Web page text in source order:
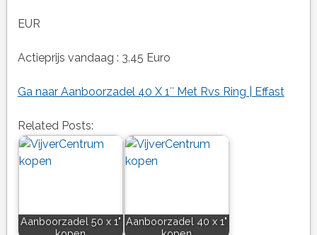
EUR
Actieprijs vandaag : 3.45 Euro
Ga naar Aanboorzadel 40 X 1″ Met Rvs Ring | Effast
Related Posts:
Aanboorzadel 50 x 1" Aanboorzadel 40 x 1"